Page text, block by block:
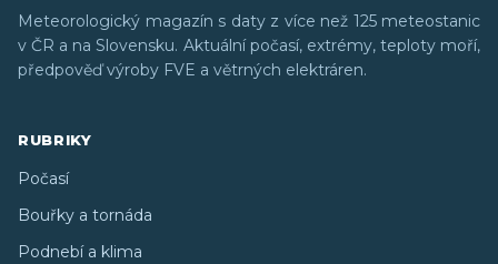
Meteorologický magazín s daty z více než 125 meteostanic
v ČR a na Slovensku. Aktuální počasí, extrémy, teploty moří,
předpověď výroby FVE a větrných elektráren.
RUBRIKY
Počasí
Bouřky a tornáda
Podnebí a klima